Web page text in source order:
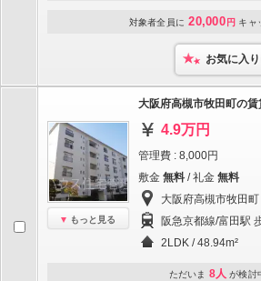
対象者全員に 20,000 円 キャ
お気に入
もっと見る
大阪府高槻市牧田町の
4.9万円
管理費 : 8,000円
敷金 無料 / 礼金 無料
大阪府高槻市牧田町
阪急京都線/富田駅
2LDK / 48.94m²
ただいま 8人 が検討